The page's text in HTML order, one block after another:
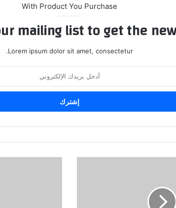
With Product You Purchase
mailing list to get the
Lorem ipsum dolor sit amet, consectetur.